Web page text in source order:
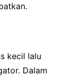
kecil lalu
Dalam